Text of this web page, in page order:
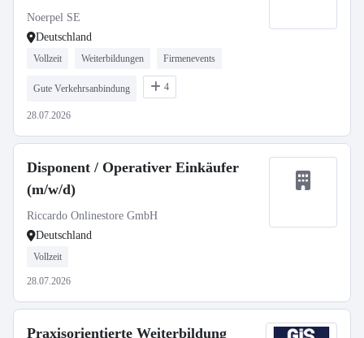
Noerpel SE
Deutschland
Vollzeit Weiterbildungen Firmenevents
Gute Verkehrsanbindung 4
28.07.2026
Disponent / Operativer Einkäufer
(m/w/d)
Riccardo Onlinestore GmbH
Deutschland
Vollzeit
28.07.2026
Praxisorientierte Weiterbildung